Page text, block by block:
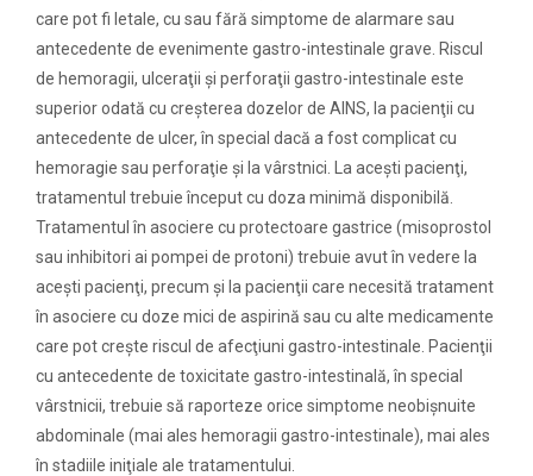
care pot fi letale, cu sau fără simptome de alarmare sau
antecedente de evenimente gastro-intestinale grave. Riscul
de hemoragii, ulceraţii şi perforaţii gastro-intestinale este
superior odată cu creşterea dozelor de AINS, la pacienţii cu
antecedente de ulcer, în special dacă a fost complicat cu
hemoragie sau perforaţie şi la vârstnici. La aceşti pacienţi,
tratamentul trebuie început cu doza minimă disponibilă.
Tratamentul în asociere cu protectoare gastrice (misoprostol
sau inhibitori ai pompei de protoni) trebuie avut în vedere la
aceşti pacienţi, precum şi la pacienţii care necesită tratament
în asociere cu doze mici de aspirină sau cu alte medicamente
care pot creşte riscul de afecţiuni gastro-intestinale. Pacienţii
cu antecedente de toxicitate gastro-intestinală, în special
vârstnicii, trebuie să raporteze orice simptome neobişnuite
abdominale (mai ales hemoragii gastro-intestinale), mai ales
în stadiile iniţiale ale tratamentului.